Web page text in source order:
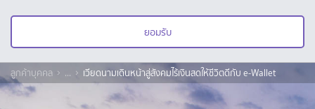
ยอมรับ
ลูกค้าบุคคล ... เวียดนามเดินหน้าสู่สังคมไร้เงินสดให้ชีวิตดีกับ e-Wallet